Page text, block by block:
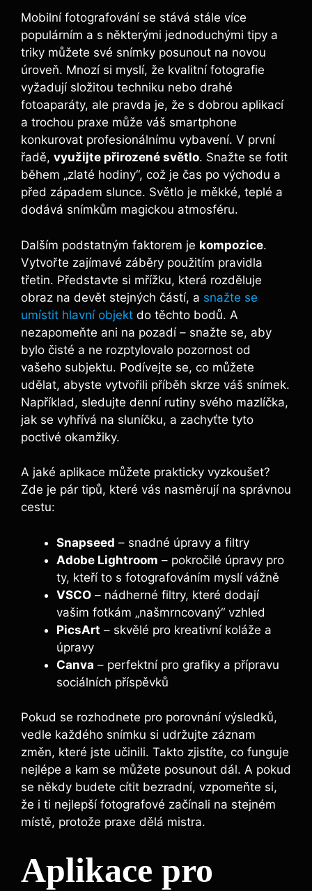
Mobilní fotografování se stává stále více
populárním⁢ a s ‍některými jednoduchými tipy a
⁣triky můžete své snímky posunout na novou
⁢úroveň. Mnozí si myslí, že kvalitní fotografie⁣
vyžadují⁣ složitou techniku nebo drahé
fotoaparáty, ale pravda je, že s dobrou aplikací
a trochou praxe může váš smartphone
konkurovat profesionálnímu vybavení.‍ V první
řadě, využijte přirozené ‌světlo. Snažte se fotit‍
během „zlaté hodiny“, což je čas⁢ po východu a
před ⁢západem slunce. ‍Světlo je měkké, teplé a
dodává snímkům magickou atmosféru.
Dalším podstatným‍ faktorem je kompozice.
⁤Vytvořte zajímavé záběry‍ použitím pravidla
‌třetin.​ Představte si mřížku, která rozděluje
obraz na devět stejných částí,‌ a⁤ snažte se
umístit hlavní objekt ⁤ do těchto bodů. A
nezapomeňte ani na ​pozadí – snažte se, aby⁣
bylo čisté a ⁢ne ​rozptylovalo pozornost od
vašeho subjektu. Podívejte se, co můžete
udělat, abyste vytvořili příběh skrze váš snímek.​
Například, ​sledujte denní ‌rutiny svého mazlíčka,
jak se vyhřívá na ‌sluníčku,‍ a zachyťte ​tyto
poctivé okamžiky.
A jaké aplikace můžete prakticky vyzkoušet?
Zde je pár ⁣tipů,⁤ které vás nasměrují na správnou
cestu:
Snapseed – snadné úpravy a filtry
Adobe Lightroom – pokročilé úpravy pro
ty, kteří to s⁣ fotografováním​ myslí vážně
VSCO – nádherné filtry, které dodají
vašim fotkám „našmrncovaný“ vzhled
PicsArt – skvělé pro ⁢kreativní koláže a
úpravy
Canva – perfektní pro ⁣grafiky ⁢a⁢ přípravu
sociálních příspěvků
Pokud se rozhodnete pro ‌porovnání výsledků,
⁤vedle každého snímku si ⁣udržujte záznam
změn, které jste učinili.⁣ Takto zjistíte, co funguje
nejlépe​ a kam⁣ se můžete posunout ‌dál. ⁤A pokud‍
se ‌někdy budete cítit bezradní, vzpomeňte si,
že i‌ ti nejlepší fotografové⁢ začínali na stejném‍
místě, protože‍ praxe dělá‍ mistra.
Aplikace pro⁢